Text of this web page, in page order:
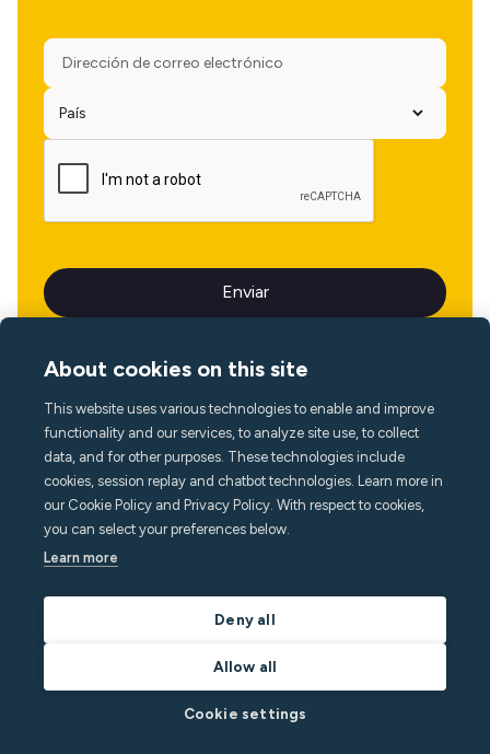
Idioma
About cookies on this site
This website uses various technologies to enable and improve
functionality and our services, to analyze site use, to collect
data, and for other purposes. These technologies include
cookies, session replay and chatbot technologies. Learn more in
our Cookie Policy and Privacy Policy. With respect to cookies,
you can select your preferences below.
Learn more
Deny all
Allow all
Cookie settings